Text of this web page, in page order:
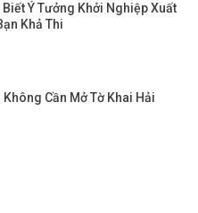
Biết Ý Tưởng Khởi Nghiệp Xuất
Khả Thi
Cần Mở Tờ Khai Hải